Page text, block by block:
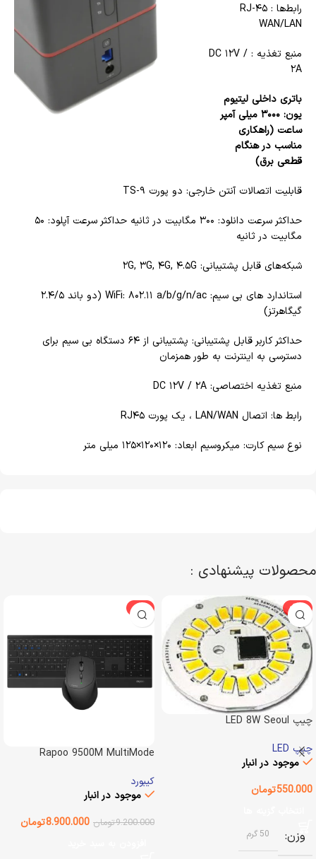
رابط‌ها : RJ-۴۵
WAN/LAN
منبع تغذیه : DC ۱۲V /
۲A
باتری داخلی لیتیوم
یون: ۳۰۰۰ میلی آمپر
ساعت (راهکاری
مناسب در هنگام
قطعی برق)
قابلیت اتصالات آنتن خارجی: دو پورت TS-۹
حداکثر سرعت دانلود: ۳۰۰ مگابیت در ثانیه حداکثر سرعت آپلود: ۵۰
مگابیت در ثانیه
شبکه‌های قابل پشتیبانی: ۲G, ۳G, ۴G, ۴.۵G
استاندارد های بی سیم: WiFi: ۸۰۲.۱۱ a/b/g/n/ac (دو باند ۲.۴/۵
گیگاهرتز)
حداکثر کاربر قابل پشتیبانی: پشتیبانی از ۶۴ دستگاه بی سیم برای
دسترسی به اینترنت به طور همزمان
منبع تغذیه اختصاصی: DC ۱۲V / ۲A
رابط ها: اتصال LAN/WAN ، یک پورت RJ۴۵
نوع سیم کارت: میکروسیم ابعاد: ۱۲۰×۱۲۰×۱۲۵ میلی متر
محصولات پیشنهادی :
-29%
چیپ LED 8W Seoul
چیپ LED
موجود در انبار
550.000تومان
وزن 50 گرم
-3%
Rapoo 9500M MultiMode
کیبورد
موجود در انبار
9.200.000تومان 8.900.000تومان